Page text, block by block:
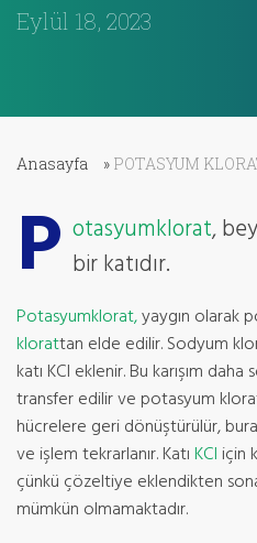
Eylül 18, 2023
Anasayfa » POTASYUM
P otasyumklorat,
bir katıdır.
Potasyumklorat,yaygın olarak
klorattan elde edilir. Sodyum
katı KCI eklenir. Bu karışım
transfer edilir ve potasyum klorat
hücrelere geri dönüştürülür,
ve işlem tekrarlanır. KatıKCl için
çünkü çözeltiye eklendikten
mümkün olmamaktadır.